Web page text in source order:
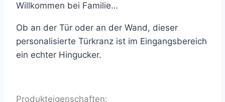
Willkommen bei Familie…
Ob an der Tür oder an der Wand, dieser
personalisierte Türkranz ist im Eingangsbereich
ein echter Hingucker.
Produkteigenschaften: